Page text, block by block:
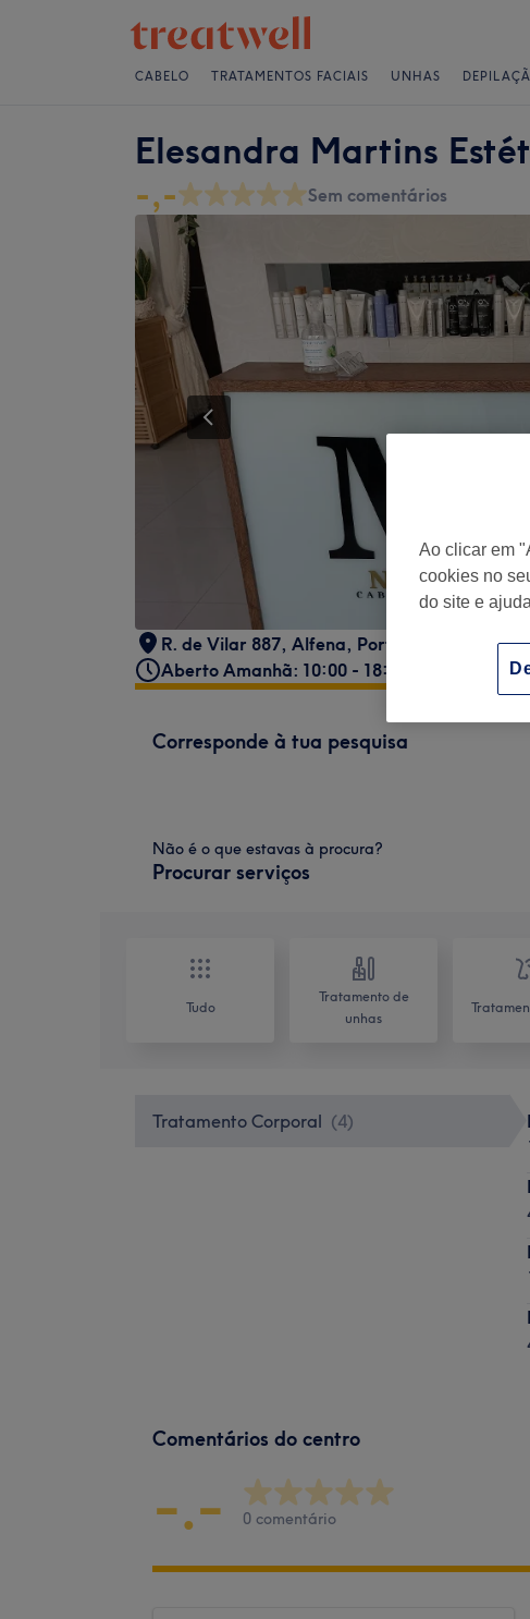
CABELO TRATAMENTOS FACIAIS UNHAS
Elesandra Martins
-,- Sem comentários
R. de Vilar 887, Alfena, Portugal
Aberto Amanhã: 10:00 - 18:00
Corresponde à tua pesquisa
Não é o que estavas à procura?
Procurar serviços
Tudo
Tratamento de
unhas
Tratamento Corporal (4)
Comentários do centro
-.- 0 comentário
Ao clicar em
cookies no
do site e